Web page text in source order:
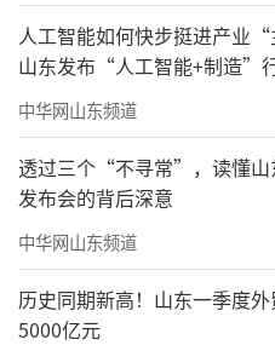
年山东中西医结合大
东力明科技职业学院
开设了70个专业、累
生……这所新中国成立
一所以中西医结合和
医科大学，近40年的
动的新时代“创业史”
人工智能如何快步挺进产业“
山东发布“人工智能+制造”
中华网山东频道
透过三个“不寻常”，读懂山
发布会的背后深意
中华网山东频道
历史同期新高！山东一季度
5000亿元